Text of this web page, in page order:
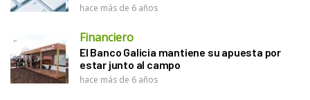
hace más de 6 años
Financiero
El Banco Galicia mantiene su apuesta por
estar junto al campo
hace más de 6 años